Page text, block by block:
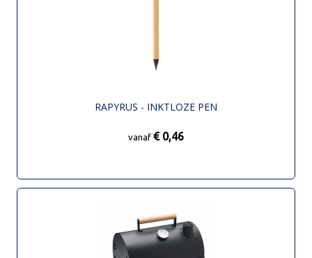
RAPYRUS - INKTLOZE PEN
vanaf € 0,46